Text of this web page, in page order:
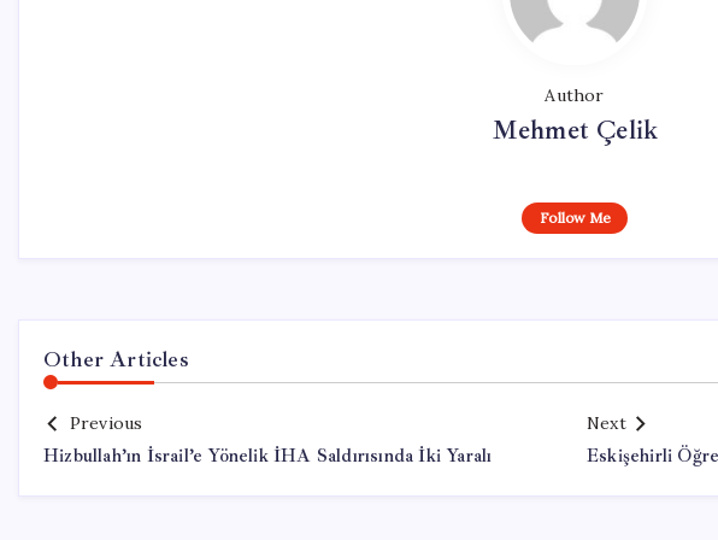
Author
Mehmet Çelik
Follow Me
Other Articles
Previous
Hizbullah’ın İsrail’e Yönelik İHA Saldırısında İki Yaralı
Next
Eskişehirli